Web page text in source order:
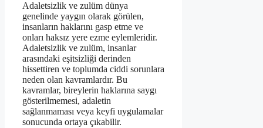
Adaletsizlik ve zulüm dünya
genelinde yaygın olarak görülen,
insanların haklarını gasp etme ve
onları haksız yere ezme eylemleridir.
Adaletsizlik ve zulüm, insanlar
arasındaki eşitsizliği derinden
hissettiren ve toplumda ciddi sorunlara
neden olan kavramlardır. Bu
kavramlar, bireylerin haklarına saygı
gösterilmemesi, adaletin
sağlanmaması veya keyfi uygulamalar
sonucunda ortaya çıkabilir.